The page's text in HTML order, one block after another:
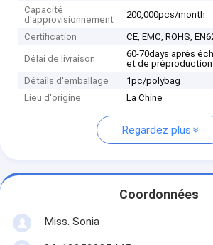
Capacité
d'approvisionnement
200,000pcs/month
Certification CE, EMC, ROHS,
Délai de livraison
60-70days après
et de
Détails d'emballage
1pc/polybag
Lieu d'origine
La Chine
Regardez plus
Coordonnées
Miss. Sonia